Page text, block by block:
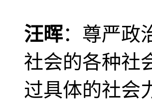
汪晖：尊严政
社会的各种社
过具体的社会